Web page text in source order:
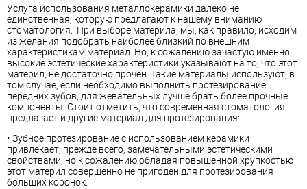
Услуга использования металлокерамики далеко не
единственная, которую предлагают к нашему вниманию
стоматология. При выборе материла, мы, как правило, исходим
из желания подобрать наиболее близкий по внешним
характеристикам материал. Но, к сожалению зачастую именно
высокие эстетические характеристики указывают на то, что этот
материл, не достаточно прочен. Такие материалы используют, в
том случае, если необходимо выполнить протезирование
передних зубов, для жевательных лучше брать более прочные
компоненты. Стоит отметить, что современная стоматология
предлагает и другие материал для протезирования:
• Зубное протезирование с использованием керамики
привлекает, прежде всего, замечательными эстетическими
свойствами, но к сожалению обладая повышенной хрупкостью
этот материл совершенно не пригоден для протезирования
больших коронок.